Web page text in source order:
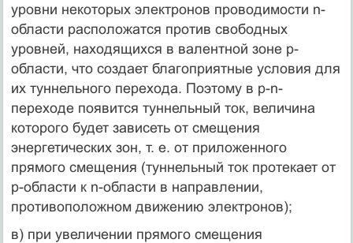
уровни некоторых электронов проводимости n-
области расположатся против свободных
уровней, находящихся в валентной зоне р-
области, что создает благоприятные условия для
их туннельного перехода. Поэтому в р-n-
переходе появится туннельный ток, величина
которого будет зависеть от смещения
энергетических зон, т. е. от приложенного
прямого смещения (туннельный ток протекает от
р-области к n-области в направлении,
противоположном движению электронов);
в) при увеличении прямого смещения